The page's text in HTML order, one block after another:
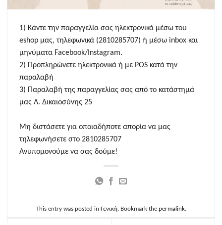
1) Κάντε την παραγγελία σας ηλεκτρονικά μέσω του
eshop μας, τηλεφωνικά (2810285707) ή μέσω inbox και
μηνύματα Facebook/Instagram.
2) Προπληρώνετε ηλεκτρονικά ή με POS κατά την
παραλαβή
3) Παραλαβή της παραγγελίας σας από το κατάστημά
μας Λ. Δικαιοσύνης 25
Μη διστάσετε για οποιαδήποτε απορία να μας
τηλεφωνήσετε στο 2810285707
Ανυπομονούμε να σας δούμε!
This entry was posted in Γενική. Bookmark the permalink.